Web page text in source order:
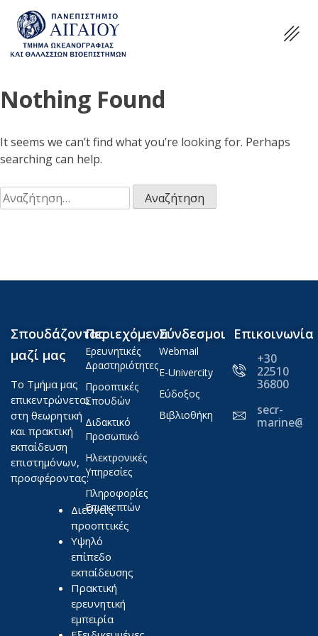
Nothing Found
It seems we can’t find what you’re looking for. Perhaps
searching can help.
Σπουδάζοντας
μαζί μας
Το Τμήμα μας
επικεντρώνεται
στη θεωρητική
και πρακτική
εκπαίδευση
επιστημόνων,
προσφέροντας:
Διεθνείς
προοπτικές
Υψηλό
επίπεδο
εκπαίδευσης
Πρακτική
ερευνητική
εμπειρία
Περιεχόμενα
Ερευνητικές
Δραστηριότητες
Προοπτικές
Σπουδών
Διδακτικό
Προσωπικό
Ηλεκτρονικές
Υπηρεσίες
Πληροφορίες
Επισκεπτών
Σύνδεσμοι
Webmail
E-Univercity
Εύδοξος
Βιβλιοθήκη
Επικοινωνία
+30
22510
36800
secr-